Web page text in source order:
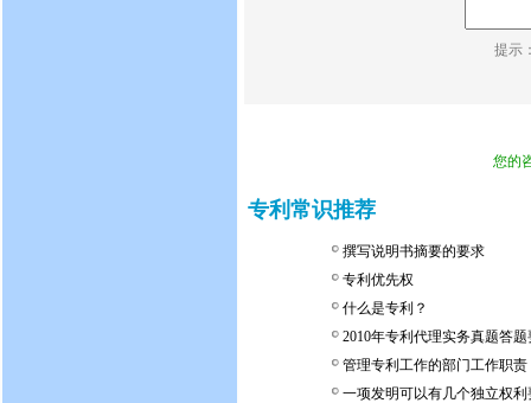
提示
您的
专利常识推荐
撰写说明书摘要的要求
专利优先权
什么是专利？
2010年专利代理实务真题答
管理专利工作的部门工作职责
一项发明可以有几个独立权利